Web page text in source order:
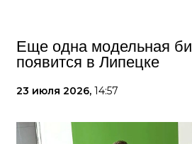
Еще одна модельная
появится в Липецке
23 июля 2026, 14:57